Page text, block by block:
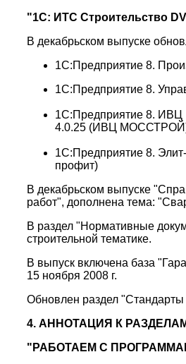
"1С: ИТС Строительство
В декабрьском выпуске
1С:Предприятие 8.
1С:Предприятие 8.
1С:Предприятие 8. ИВЦ
4.0.25 (ИВЦ
1C:Предприятие 8.
профит)
В декабрьском выпуске
работ", дополнена тема:
В раздел "Нормативные
строительной тематике.
В выпуск включена база
15 ноября 2008 г.
Обновлен раздел "Стандарты
4. АННОТАЦИЯ К
"РАБОТАЕМ С